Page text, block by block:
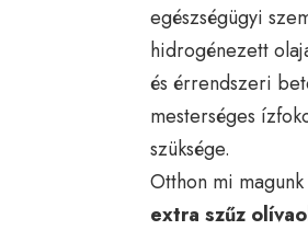
egészségügyi
hidrogénezett
és érrendszeri
mesterséges
szüksége.
Otthon mi
extra szűz